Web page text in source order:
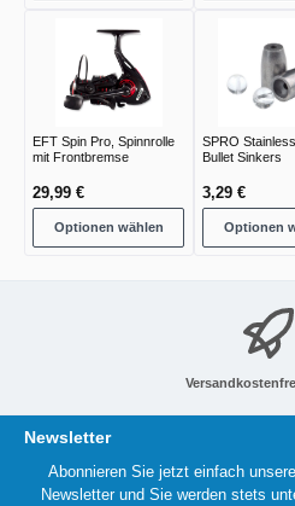
EFT Spin Pro, Spinnrolle
mit Frontbremse
29,99 €
Optionen wählen
SPRO
Bullet Sinkers
3,29 €
Optionen
Newsletter
Abonnieren Sie jetzt einfach
Newsletter und Sie werden stets